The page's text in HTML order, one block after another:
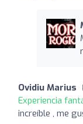
Ovidiu Marius
Experiencia
increíble , me